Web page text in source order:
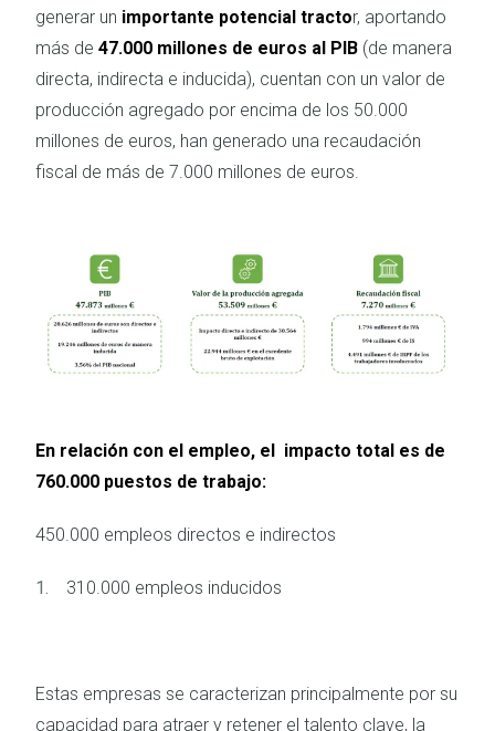
generar un importante potencial tractor, aportando
más de 47.000 millones de euros al PIB (de manera
directa, indirecta e inducida), cuentan con un valor de
producción agregado por encima de los 50.000
millones de euros, han generado una recaudación
fiscal de más de 7.000 millones de euros.
En relación con el empleo, el impacto total es de
760.000 puestos de trabajo:
450.000 empleos directos e indirectos
310.000 empleos inducidos
Estas empresas se caracterizan principalmente por su
capacidad para atraer y retener el talento clave, la